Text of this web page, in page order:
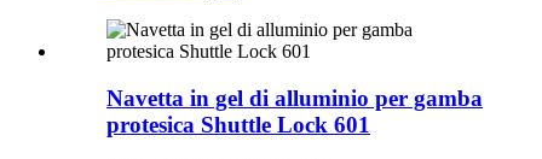
Navetta in gel di alluminio per gamba
protesica Shuttle Lock 601